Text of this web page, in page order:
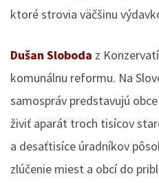
ktoré strovia väčšinu
Dušan Sloboda z
komunálnu reformu. Na
samospráv predstavujú
živiť aparát troch tisícov
a desaťtisíce úradníkov
zlúčenie miest a obcí do